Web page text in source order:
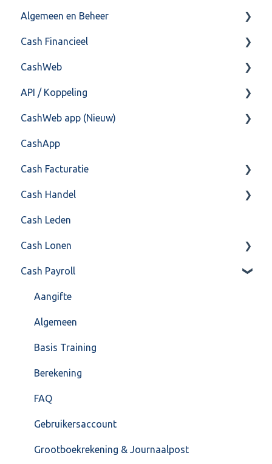
Algemeen en Beheer
Bank(koppeling)
Import/Export
Postbus
Training & Consultancy
Overig
Cash Financieel
Boekhoud
Fiscaal
Overig
CashWeb
CashHero Layout
Mailen vanuit CASHWeb
Algemeen gebruik
API / Koppeling
Algemeen
Api 3.0 (SOAP API)
API 4.0 (REST API)
CashWeb app (Nieuw)
Veel gestelde vragen
CashApp
Cash Facturatie
Factureren
Instellingen
Algemeen
Formulierlayout
Cash Handel
Inkoop
Verkoop
Voorraad
Overig
VoorraadService & Onderhoud
Cash Leden
Cash Lonen
Algemeen
Inrichting
Jaarafsluiting
Salarisberekening
Overig
FAQ – Beëindiging CASH Lonen en overstap naar
Cash Payroll
Aangifte
Algemeen
Basis Training
Berekening
FAQ
Gebruikersaccount
Grootboekrekening & Journaalpost